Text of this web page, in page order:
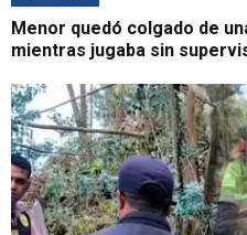
Menor quedó colgado de
mientras jugaba sin